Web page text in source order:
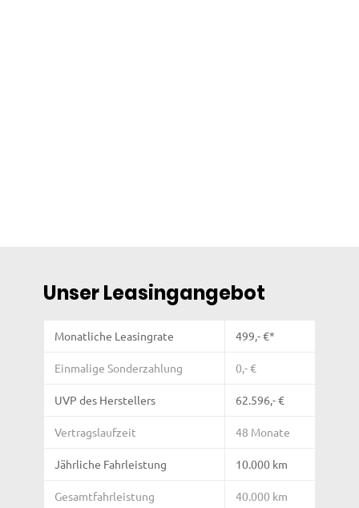
Unser Leasingangebot
Monatliche Leasingrate 499,- €*
Einmalige Sonderzahlung 0,- €
UVP des Herstellers 62.596,- €
Vertragslaufzeit 48 Monate
Jährliche Fahrleistung 10.000 km
Gesamtfahrleistung 40.000 km